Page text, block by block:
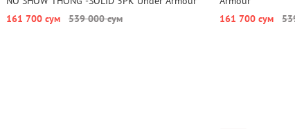
161 700 сум
539 000 сум
161 700 сум